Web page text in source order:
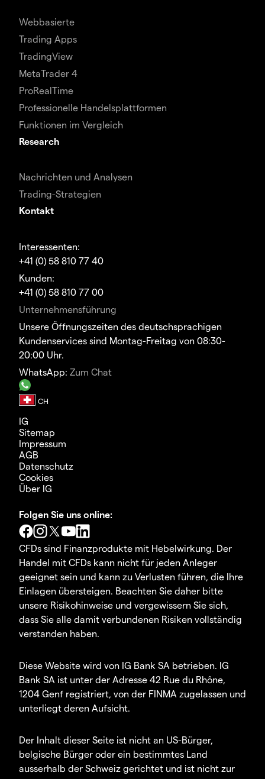
Webbasierte
Trading Apps
TradingView
MetaTrader 4
ProRealTime
Professionelle Handelsplattformen
Funktionen im Vergleich
Research
Nachrichten und Analysen
Trading-Strategien
Kontakt
Interessenten:
+41 (0) 58 810 77 40
Kunden:
+41 (0) 58 810 77 00
Unternehmensführung
Unsere Öffnungszeiten des deutschsprachigen
Kundenservices sind Montag-Freitag von 08:30-
20:00 Uhr.
WhatsApp: Zum Chat
IG
Sitemap
Impressum
AGB
Datenschutz
Cookies
Über IG
Folgen Sie uns online:
CFDs sind Finanzprodukte mit Hebelwirkung. Der
Handel mit CFDs kann nicht für jeden Anleger
geeignet sein und kann zu Verlusten führen, die Ihre
Einlagen übersteigen. Beachten Sie daher bitte
unsere Risikohinweise und vergewissern Sie sich,
dass Sie alle damit verbundenen Risiken vollständig
verstanden haben.
Diese Website wird von IG Bank SA betrieben. IG
Bank SA ist unter der Adresse 42 Rue du Rhône,
1204 Genf registriert, von der FINMA zugelassen und
unterliegt deren Aufsicht.
Der Inhalt dieser Seite ist nicht an US-Bürger,
belgische Bürger oder ein bestimmtes Land
ausserhalb der Schweiz gerichtet und ist nicht zur